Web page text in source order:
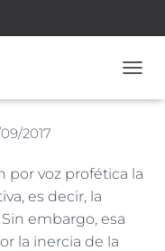
de
2017
por voz profética la
es decir, la
embargo, esa
la inercia de la